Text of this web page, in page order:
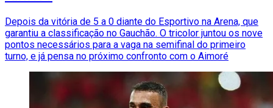
Depois da vitória de 5 a 0 diante do Esportivo na Arena, que
garantiu a classificação no Gauchão. O tricolor juntou os nove
pontos necessários para a vaga na semifinal do primeiro
turno, e já pensa no próximo confronto com o Aimoré